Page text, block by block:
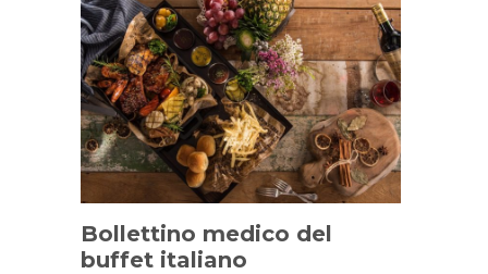
Bollettino medico del
buffet italiano